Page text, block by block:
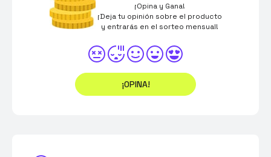
¡Opina y Gana!
¡Deja tu opinión sobre el producto
y entrarás en el sorteo mensual!
¡OPINA!